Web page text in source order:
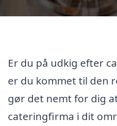
Er du på udkig efter
er du kommet til den
gør det nemt for dig
cateringfirma i dit